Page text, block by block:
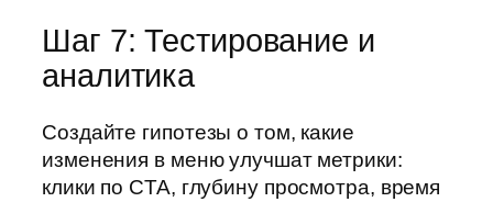
Шаг 7: Тестирование и
аналитика
Создайте гипотезы о том, какие
изменения в меню улучшат метрики:
клики по CTA, глубину просмотра, время